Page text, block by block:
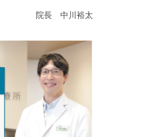
院長 中川裕太